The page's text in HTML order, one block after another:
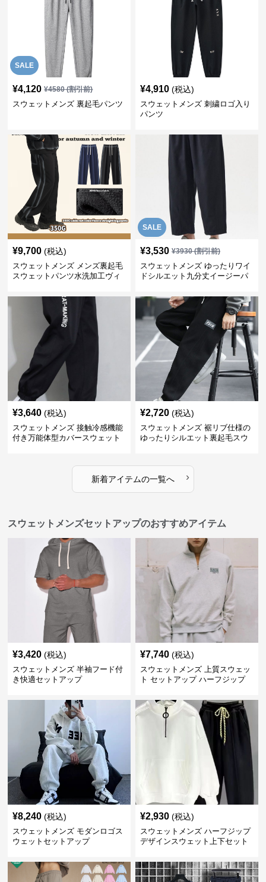
SALE
¥4,120 ¥4580(割引前)
スウェットメンズ 裏起毛パンツ
¥4,910 (税込)
スウェットメンズ 刺繍ロゴ入り
パンツ
¥9,700 (税込)
スウェットメンズ メンズ裏起毛
スウェットパンツ水洗加工ヴィ
SALE
¥3,530 ¥3930(割引前)
スウェットメンズ ゆったりワイ
ドシルエット九分丈イージーパ
¥3,640 (税込)
スウェットメンズ 接触冷感機能
付き万能体型カバースウェット
¥2,720 (税込)
スウェットメンズ 裾リブ仕様の
ゆったりシルエット裏起毛スウ
新着アイテムの一覧へ ›
スウェットメンズセットアップのおすすめアイテム
¥3,420 (税込)
スウェットメンズ 半袖フード付
き快適セットアップ
¥7,740 (税込)
スウェットメンズ 上質スウェッ
ト セットアップ ハーフジップ
¥8,240 (税込)
スウェットメンズ モダンロゴス
ウェットセットアップ
¥2,930 (税込)
スウェットメンズ ハーフジップ
デザインスウェット上下セット